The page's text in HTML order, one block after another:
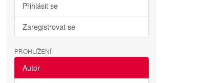
Přihlásit se
Zaregistrovat se
PROHLÍŽENÍ
Autor